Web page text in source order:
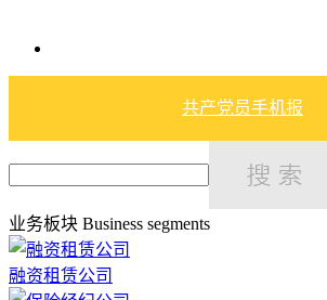
共产党员手机报
业务板块 Business segments
融资租赁公司